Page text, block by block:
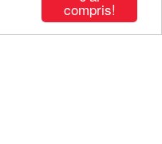
compris!